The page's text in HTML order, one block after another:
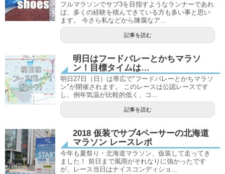
フルマラソンでサブ3を目指すようなランナーであれ
ば、多くの経験を積んできている方も多い事と思い
ます。 今さら私などから陳腐なア...
記事を読む
明日はフードバレーとかちマラソ
ン！目標タイムは…
明日27日（日）は帯広で"フードバレーとかちマラソ
ン"が開催されます。 このレースは公認レースです
し、例年気温が比較的低く、コ...
記事を読む
2018 仮装でサブ4ペーサーの北海道
マラソン レースレポ
今年も夏祭り・北海道マラソン、仮装して走ってき
ました！ 前日まで風雨がそれなりに強かったです
が、レース当日はナイスコンディショ...